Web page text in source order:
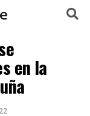
en la